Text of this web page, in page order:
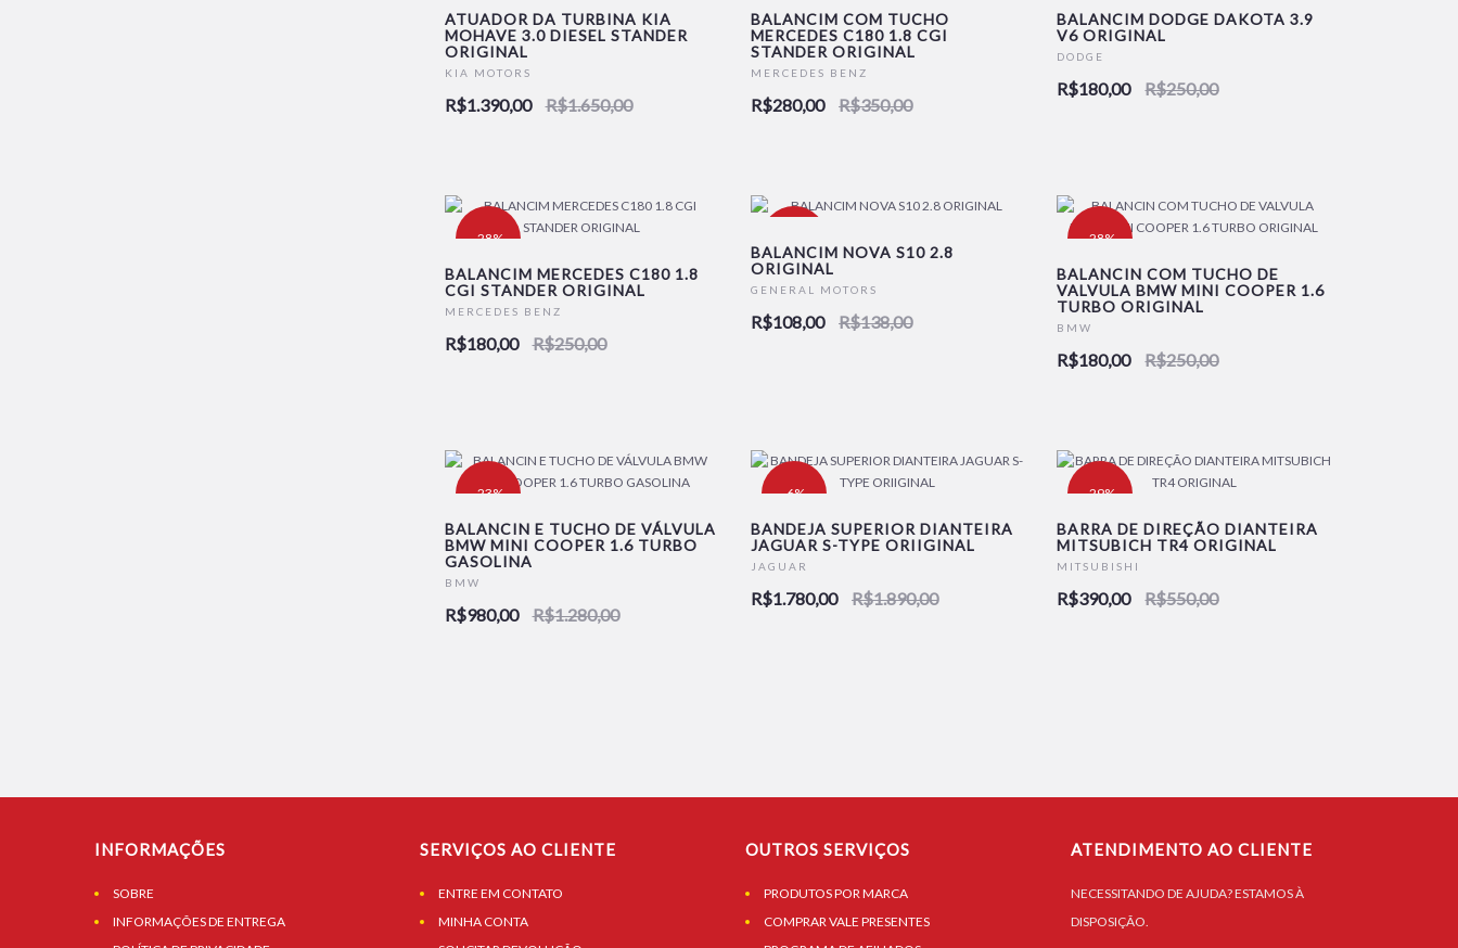
ATUADOR DA TURBINA KIA
MOHAVE 3.0 DIESEL STANDER
ORIGINAL
KIA MOTORS
R$1.390,00 R$1.650,00
BALANCIM COM TUCHO
MERCEDES C180 1.8 CGI
STANDER ORIGINAL
MERCEDES BENZ
R$280,00 R$350,00
BALANCIM DODGE DAKOTA 3.9
V6 ORIGINAL
DODGE
R$180,00 R$250,00
-28%
BALANCIM MERCEDES C180 1.8
CGI STANDER ORIGINAL
MERCEDES BENZ
R$180,00 R$250,00
BALANCIM NOVA S10 2.8
ORIGINAL
GENERAL MOTORS
R$108,00 R$138,00
-28%
BALANCIN COM TUCHO DE
VALVULA BMW MINI COOPER 1.6
TURBO ORIGINAL
BMW
R$180,00 R$250,00
-23%
BALANCIN E TUCHO DE VÁLVULA
BMW MINI COOPER 1.6 TURBO
GASOLINA
BMW
R$980,00 R$1.280,00
-6%
BANDEJA SUPERIOR DIANTEIRA
JAGUAR S-TYPE ORIIGINAL
JAGUAR
R$1.780,00 R$1.890,00
-29%
BARRA DE DIREÇÃO DIANTEIRA
MITSUBICH TR4 ORIGINAL
MITSUBISHI
R$390,00 R$550,00
INFORMAÇÕES
SOBRE
INFORMAÇÕES DE ENTREGA
SERVIÇOS AO CLIENTE
ENTRE EM CONTATO
MINHA CONTA
OUTROS SERVIÇOS
PRODUTOS POR MARCA
COMPRAR VALE PRESENTES
ATENDIMENTO AO CLIENTE
NECESSITANDO DE AJUDA? ESTAMOS À
DISPOSIÇÃO.